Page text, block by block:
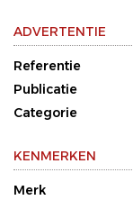
ADVERTENTIE
Referentie
Publicatie
Categorie
KENMERKEN
Merk